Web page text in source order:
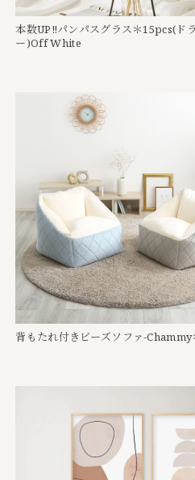
本数UP‼︎パンパスグラス＊15pcs(ド
ー)Off White
背もたれ付きビーズソファ-